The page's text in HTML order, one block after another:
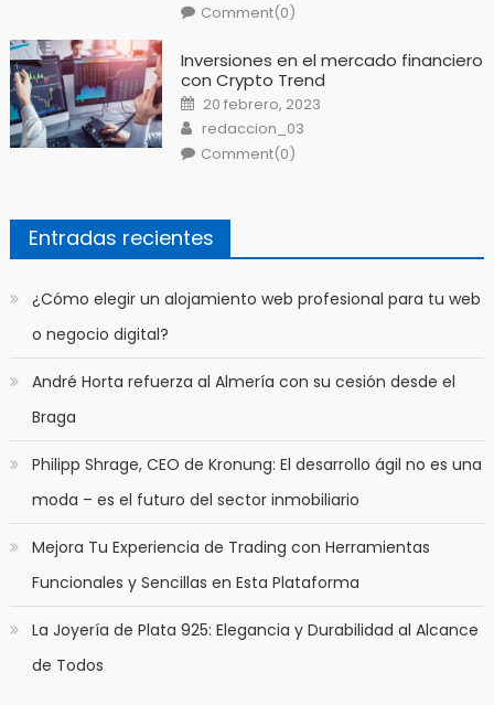
Comment(0)
Inversiones en el mercado financiero
con Crypto Trend
Posted
on
20 febrero, 2023
Author
redaccion_03
Comment(0)
Entradas recientes
​¿Cómo elegir un alojamiento web profesional para tu web
o negocio digital?
André Horta refuerza al Almería con su cesión desde el
Braga
Philipp Shrage, CEO de Kronung: El desarrollo ágil no es una
moda – es el futuro del sector inmobiliario
Mejora Tu Experiencia de Trading con Herramientas
Funcionales y Sencillas en Esta Plataforma
La Joyería de Plata 925: Elegancia y Durabilidad al Alcance
de Todos